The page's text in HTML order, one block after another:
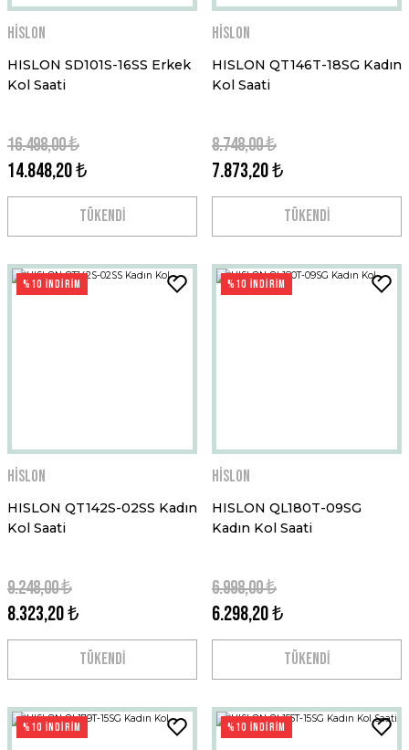
Hislon
HISLON SD101S-16SS Erkek
Kol Saati
14.848,20 ₺
16.498,00 ₺
TÜKENDİ
Hislon
HISLON QT146T-18SG Kadın
Kol Saati
7.873,20 ₺
8.748,00 ₺
TÜKENDİ
%10 İNDİRİM
Hislon
HISLON QT142S-02SS Kadın
Kol Saati
8.323,20 ₺
9.248,00 ₺
TÜKENDİ
%10 İNDİRİM
Hislon
HISLON QL180T-09SG
Kadın Kol Saati
6.298,20 ₺
6.998,00 ₺
TÜKENDİ
%10 İNDİRİM %10 İNDİRİM